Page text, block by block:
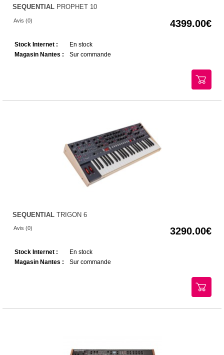
SEQUENTIAL PROPHET 10
Avis (0) 4399.00
Stock Internet :
En stock
Magasin Nantes :
Sur commande
SEQUENTIAL TRIGON 6
Avis (0) 3290.00
Stock Internet :
En stock
Magasin Nantes :
Sur commande